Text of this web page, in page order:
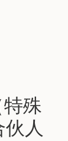
殊
人